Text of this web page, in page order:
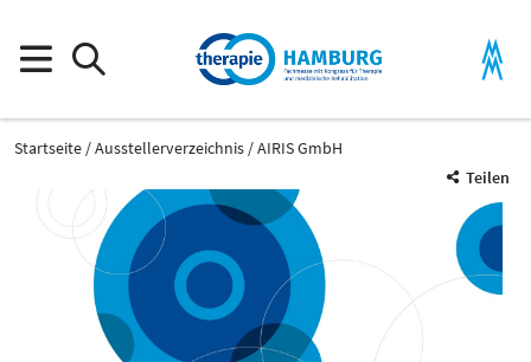
Startseite Ausstellerverzeichnis
AIRIS GmbH
Teilen